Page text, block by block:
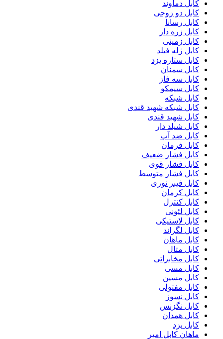
کابل دماوند
کابل دو زوجی
کابل رسانا
کابل زره دار
کابل زمینی
کابل ژله فیلد
کابل ستاره یزد
کابل سمنان
کابل سه فاز
کابل سیمکو
کابل شبکه
کابل شبکه شهید قندی
کابل شهید قندی
کابل شیلد دار
کابل ضد آب
کابل فرمان
کابل فشار ضعیف
کابل فشار قوی
کابل فشار متوسط
کابل فیبر نوری
کابل کرمان
کابل کنترل
کابل لئونی
کابل لاستیکی
کابل لگراند
کابل ماهان
کابل متال
کابل مخابراتی
کابل مسی
کابل مسین
کابل مفتولی
کابل نسوز
کابل نگزنس
کابل همدان
کابل یزد
ماهان کابل امیر